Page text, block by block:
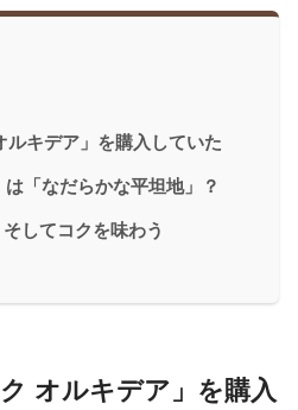
ルキデア」を購入していた
は「なだらかな平坦地」？
してコクを味わう
オルキデア」を購入